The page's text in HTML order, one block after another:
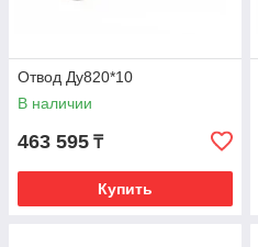
Отвод Ду820*10
В наличии
463 595 ₸
Купить